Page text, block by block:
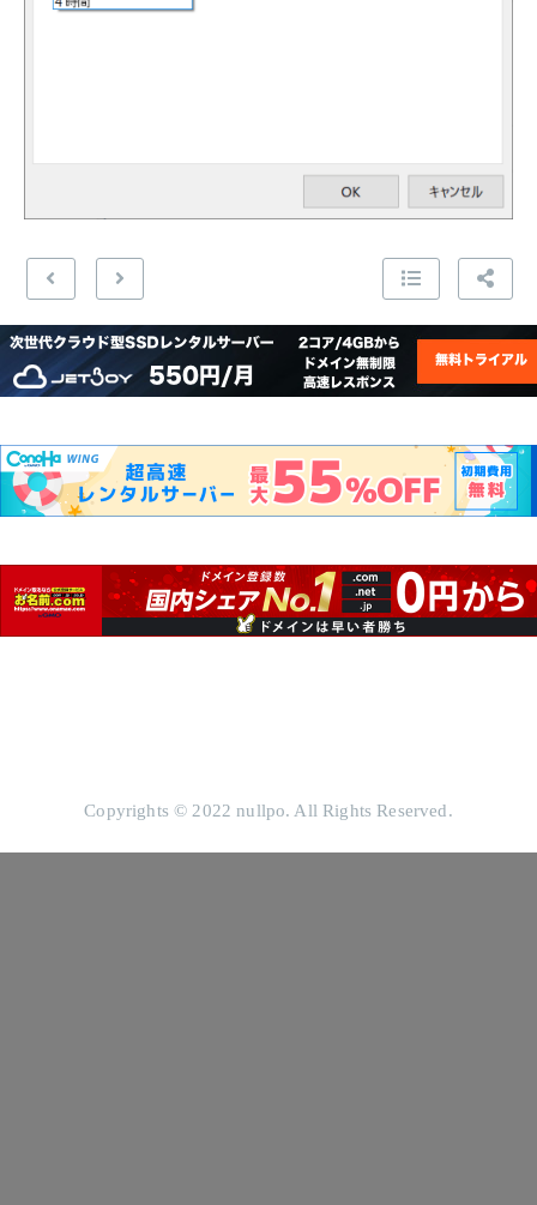
Copyrights © 2022 nullpo. All Rights Reserved.